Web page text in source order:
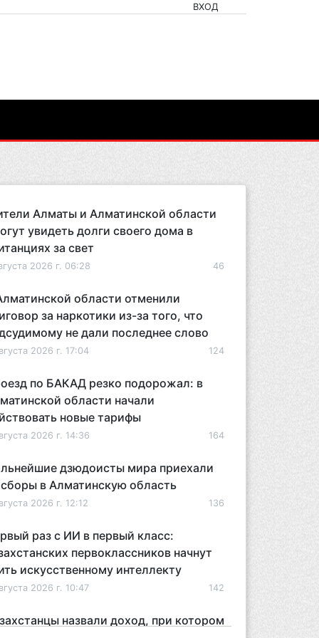
ВХОД
Алматы и Алматинской области
увидеть долги своего дома в
за свет
2026 г. 06:28 46
области отменили
за наркотики из-за того, что
не дали последнее слово
2026 г. 17:04 124
по БАКАД резко подорожал: в
области начали
новые тарифы
2026 г. 14:36 164
дзюдоисты мира приехали
сборы в Алматинскую область
2026 г. 12:12 136
раз с ИИ в первый класс:
первоклассников начнут
искусственному интеллекту
2026 г. 10:47 142
назвали доход, при котором